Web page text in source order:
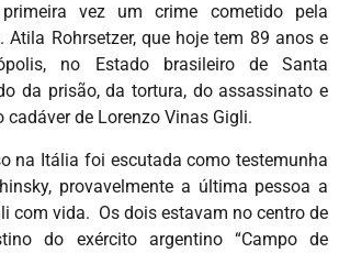
vez um crime cometido pela
Atila Rohrsetzer, que hoje tem 89 anos e
no Estado brasileiro de Santa
da prisão, da tortura, do assassinato e
de Lorenzo Vinas Gigli.
na Itália foi escutada como testemunha
provavelmente a última pessoa a
com vida. Os dois estavam no centro de
do exército argentino “Campo de